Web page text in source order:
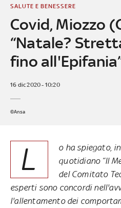
Covid, Miozzo
“Natale?
fino
SALUTE E BENESSERE
16 dic 2020 - 10:20
©Ansa
L
o ha spiegato,
quotidiano “Il
del Comitato
esperti sono concordi
l'allentamento dei